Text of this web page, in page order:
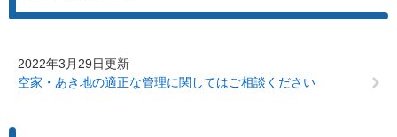
2022年3月29日更新
空家・あき地の適正な管理に関してはご相談ください